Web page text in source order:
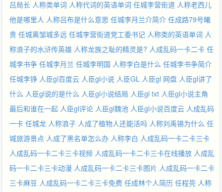
吕局长 人称类单词 人称代词的英语单词 任城李营街道 人称老西儿
他是哪里人 人称吕布是什么意思 任城李月兰介简介 任成路79号曦
贵 任城离邹城多远 任城李营街道党工委书记 人称类的英语单词 人
称浪子的水浒传英雄 人称龙族之耻的精灵是? 人成乱码一卡二卡 任
城李书争 任城李月兰 任城李明国 人称李白是什么 任城李书争简介
任城李铮 人臣gl百度云 人臣gl小说 人臣GL 人臣gl 网盘 人臣gl讲了
什么 人臣gl说的是什么 人臣gl小说结局 人臣gl txt 人臣gl小说主角
最后和谁在一起 人臣gl评论 人臣gl魏池 人臣gl小说百度云 人成乱码
一卡 任城龙 人称浪子 人成了植物人还能活吗 人称刘禹锡为什么 任
城旅游景点 人成了黑名单怎么办 人称李白 人成乱码一卡二卡三卡
人成乱码一卡二卡三卡视频 人成乱码一卡二卡三卡在线播放 人成乱
码一卡二卡三卡动漫 人成乱码一卡二卡三卡图片 人成乱码一卡二卡
三卡麻豆 人成乱码一卡二卡三卡免费 任成林个人简历 任程亮 人称